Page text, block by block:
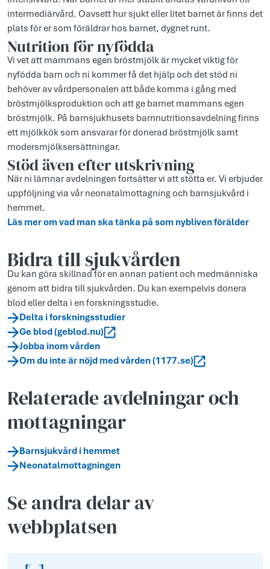
intermediärvård. Oavsett hur sjukt eller litet barnet är finns det
plats för er som föräldrar hos barnet, dygnet runt.
Nutrition för nyfödda
Vi vet att mammans egen bröstmjölk är mycket viktig för
nyfödda barn och ni kommer få det hjälp och det stöd ni
behöver av vårdpersonalen att både komma i gång med
bröstmjölksproduktion och att ge barnet mammans egen
bröstmjölk. På barnsjukhusets barnnutritionsavdelning finns
ett mjölkkök som ansvarar för donerad bröstmjölk samt
modersmjölksersättningar.
Stöd även efter utskrivning
När ni lämnar avdelningen fortsätter vi att stötta er. Vi erbjuder
uppföljning via vår neonatalmottagning och barnsjukvård i
hemmet.
Läs mer om vad man ska tänka på som nybliven förälder
Bidra till sjukvården
Du kan göra skillnad för en annan patient och medmänniska
genom att bidra till sjukvården. Du kan exempelvis donera
blod eller delta i en forskningsstudie.
Delta i forskningsstudier
Ge blod (geblod.nu)
Jobba inom vården
Om du inte är nöjd med vården (1177.se)
Relaterade avdelningar och
mottagningar
Barnsjukvård i hemmet
Neonatalmottagningen
Se andra delar av
webbplatsen